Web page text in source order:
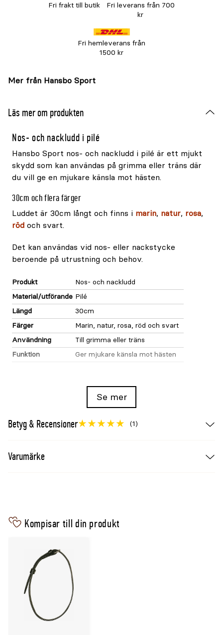
Fri frakt till butik
Fri leverans från 700
kr
Fri hemleverans från
1500 kr
Mer från Hansbo Sport
Läs mer om produkten
Nos- och nackludd i pilé
Hansbo Sport nos- och nackludd i pilé är ett mjukt
skydd som kan användas på grimma eller träns där
du vill ge en mjukare känsla mot hästen.
30cm och flera färger
Luddet är 30cm långt och finns i marin, natur, rosa,
röd och svart.
Det kan användas vid nos- eller nackstycke
beroende på utrustning och behov.
Produkt
Nos- och nackludd
Material/utförande Pilé
Längd
30cm
Färger
Marin, natur, rosa, röd och svart
Användning
Till grimma eller träns
Funktion
Ger mjukare känsla mot hästen
Se mer
Betyg & Recensioner (1)
Varumärke
Kompisar till din produkt